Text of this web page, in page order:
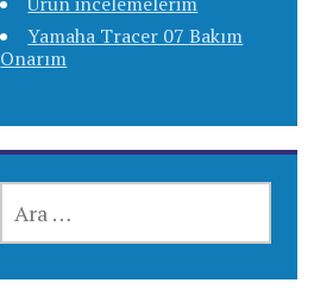
Yamaha Tracer 07 Bakım
Onarım